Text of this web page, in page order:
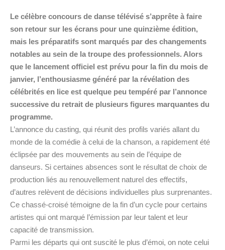
Le célèbre concours de danse télévisé s’apprête à faire
son retour sur les écrans pour une quinzième édition,
mais les préparatifs sont marqués par des changements
notables au sein de la troupe des professionnels. Alors
que le lancement officiel est prévu pour la fin du mois de
janvier, l’enthousiasme généré par la révélation des
célébrités en lice est quelque peu tempéré par l’annonce
successive du retrait de plusieurs figures marquantes du
programme.
L’annonce du casting, qui réunit des profils variés allant du
monde de la comédie à celui de la chanson, a rapidement été
éclipsée par des mouvements au sein de l’équipe de
danseurs. Si certaines absences sont le résultat de choix de
production liés au renouvellement naturel des effectifs,
d’autres relèvent de décisions individuelles plus surprenantes.
Ce chassé-croisé témoigne de la fin d’un cycle pour certains
artistes qui ont marqué l’émission par leur talent et leur
capacité de transmission.
Parmi les départs qui ont suscité le plus d’émoi, on note celui